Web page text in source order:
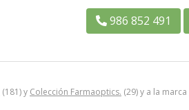
(181) y Colección Farmaoptics. (29) y a la marca
986 852 491